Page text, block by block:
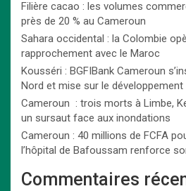
Filière cacao : les volumes
près de 20 % au Cameroun
Sahara occidental : la Colombie
rapprochement avec le Maroc
Kousséri : BGFIBank Cameroun
Nord et mise sur le développement
Cameroun : trois morts à Limbe,
un sursaut face aux inondations
Cameroun : 40 millions de FCFA
l’hôpital de Bafoussam renforce
Commentaires